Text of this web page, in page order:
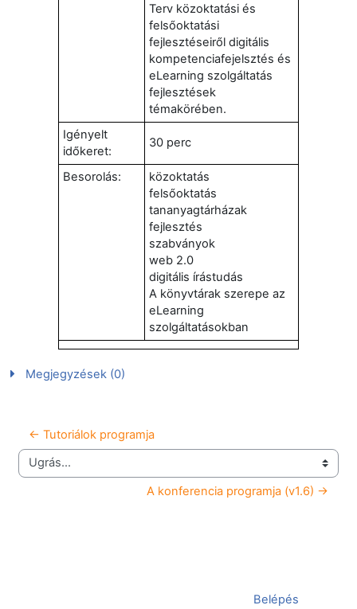
Terv közoktatási és
felsőoktatási
fejlesztéseiről digitális
kompetenciafejelsztés és
eLearning szolgáltatás
fejlesztések
témakörében.
Igényelt
időkeret:
30 perc
Besorolás:
közoktatás
felsőoktatás
tananyagtárházak
fejlesztés
szabványok
web 2.0
digitális írástudás
A könyvtárak szerepe az
eLearning
szolgáltatásokban
Megjegyzések (0)
← Tutoriálok programja
Ugrás...
A konferencia programja (v1.6) →
Belépés